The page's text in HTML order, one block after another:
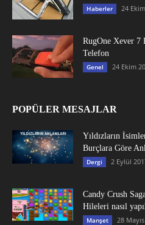
Haberler 24
RugOne Xever 7
Telefon
Genel 24 Ekim
POPÜLER MESAJLAR
Yıldızların
Burçlara Göre
Dergi 2 Eylül
Candy Crush
Hileleri nasıl
Manşet 28